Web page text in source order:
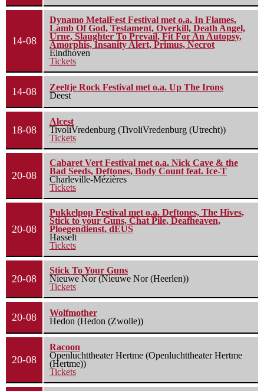
14-08
Dynamo MetalFest Festival met o.a. In Flames,
Lamb Of God, Testament, Overkill, Death Angel,
Urne, Slaughter To Prevail, Fit For An Autopsy,
Amorphis, Insanity Alert, Primus, Necrot
Eindhoven
Tickets
14-08
Zeeltje Rock Festival met o.a. Up The Irons
Deest
18-08
Alcest
TivoliVredenburg (TivoliVredenburg (Utrecht))
Tickets
20-08
Cabaret Vert Festival met o.a. Nick Cave & the
Bad Seeds, Deftones, Body Count feat. Ice-T
Charleville-Mézières
Tickets
20-08
Pukkelpop Festival met o.a. Deftones, The Hives,
Stick to your Guns, Chat Pile, Deafheaven,
Ploegendienst, dEUS
Hasselt
Tickets
20-08
Stick To Your Guns
Nieuwe Nor (Nieuwe Nor (Heerlen))
Tickets
20-08
Wolfmother
Hedon (Hedon (Zwolle))
20-08
Racoon
Openluchttheater Hertme (Openluchttheater Hertme
(Hertme))
Tickets